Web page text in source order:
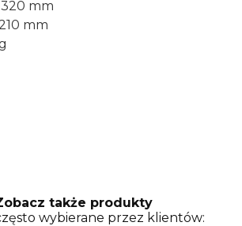
mm
mm
także produkty
wybierane przez klientów: